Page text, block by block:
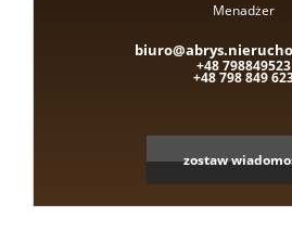
Menadżer
+48 798849523
+48 798 849
zostaw